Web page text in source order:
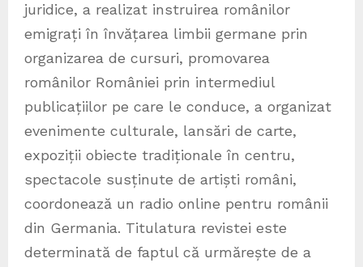
juridice, a realizat instruirea românilor
emigrați în învățarea limbii germane prin
organizarea de cursuri, promovarea
românilor României prin intermediul
publicațiilor pe care le conduce, a organizat
evenimente culturale, lansări de carte,
expoziții obiecte tradiționale în centru,
spectacole susținute de artiști români,
coordonează un radio online pentru românii
din Germania. Titulatura revistei este
determinată de faptul că urmărește de a